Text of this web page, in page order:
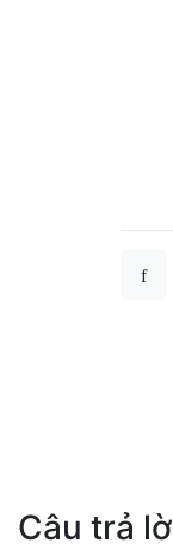
Câu trả